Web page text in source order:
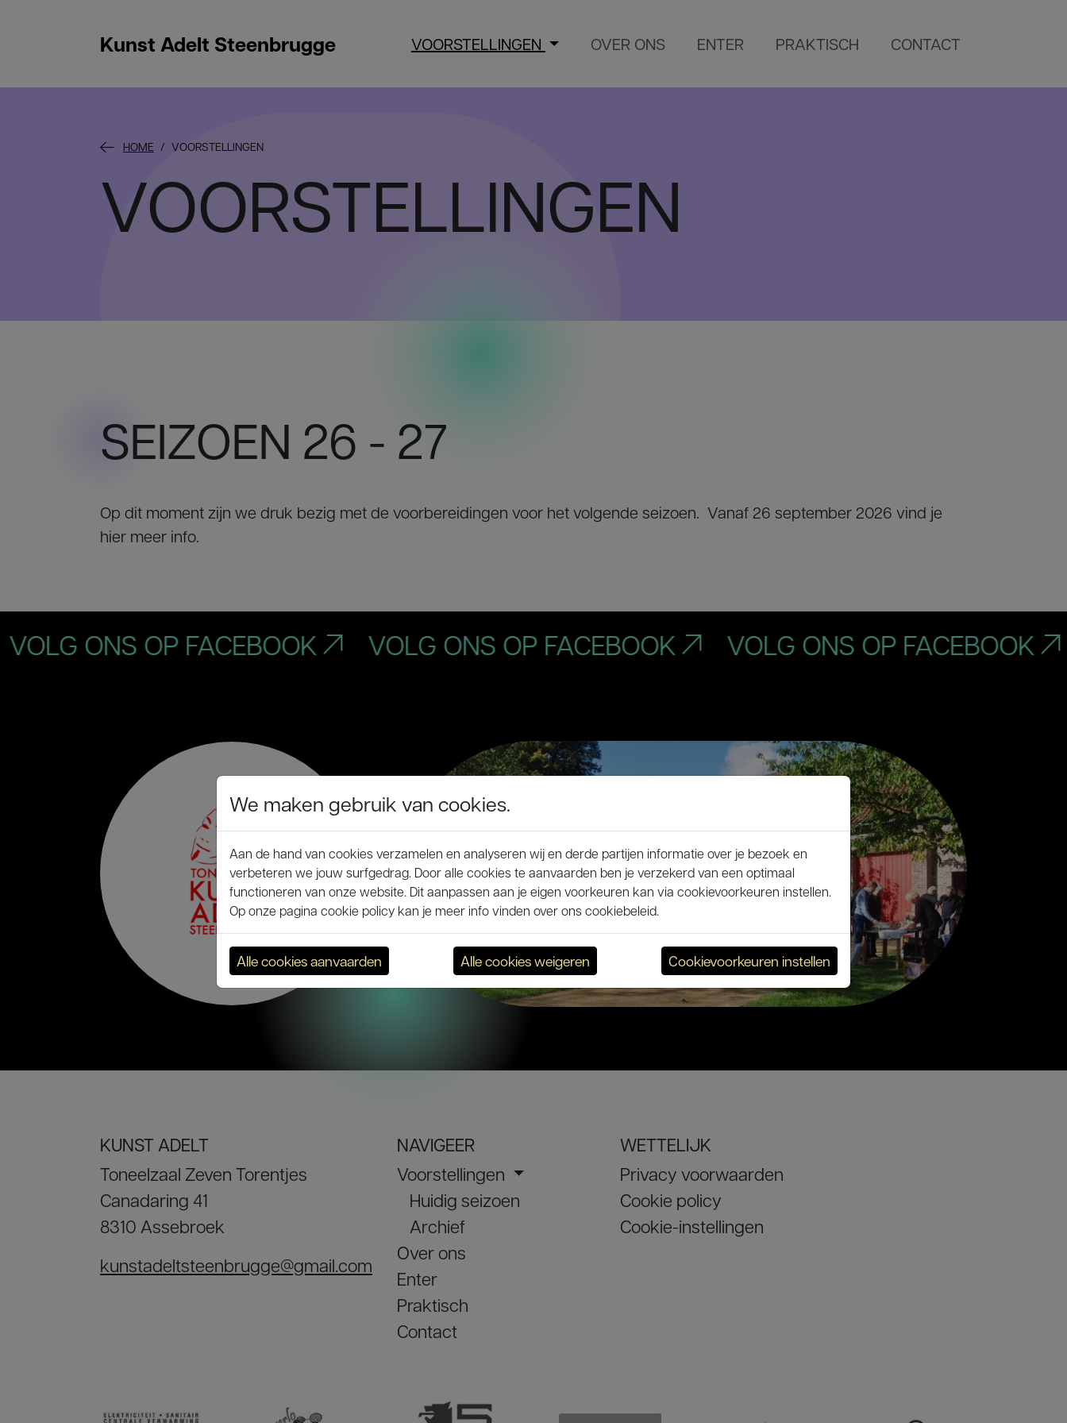
Kunst Adelt Steenbrugge VOORSTELLINGEN OVER ONS ENTER PRAKTISCH CONTACT
HOME VOORSTELLINGEN
VOORSTELLINGEN
SEIZOEN 26 - 27
Op dit moment zijn we druk bezig met de voorbereidingen voor het volgende seizoen. Vanaf 26 september 2026 vind je
hier meer info.
ONS OP FACEBOOK VOLG ONS OP FACEBOOK VOLG ONS OP FACEBOOK
KUNST ADELT
Toneelzaal Zeven Torentjes
Canadaring 41
8310 Assebroek
kunstadeltsteenbrugge@gmail.com
NAVIGEER
Voorstellingen
Huidig seizoen
Archief
Over ons
Enter
Praktisch
Contact
WETTELIJK
Privacy voorwaarden
Cookie policy
Cookie-instellingen
We maken gebruik van cookies.
Aan de hand van cookies verzamelen en analyseren wij en derde partijen informatie over je bezoek en
verbeteren we jouw surfgedrag. Door alle cookies te aanvaarden ben je verzekerd van een optimaal
functioneren van onze website. Dit aanpassen aan je eigen voorkeuren kan via cookievoorkeuren instellen.
Op onze pagina cookie policy kan je meer info vinden over ons cookiebeleid.
Alle cookies aanvaarden Alle cookies weigeren Cookievoorkeuren instellen